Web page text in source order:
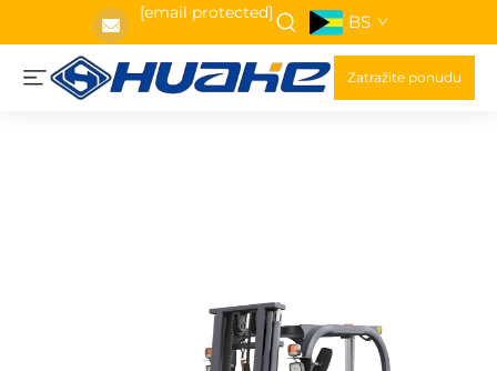
[email protected] BS
Zatražite ponudu